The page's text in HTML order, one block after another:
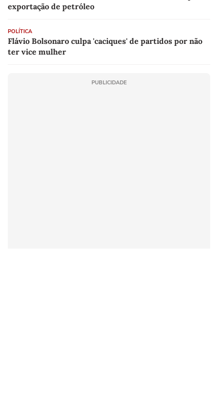
exportação de petróleo
POLÍTICA
Flávio Bolsonaro culpa 'caciques' de partidos por não
ter vice mulher
PUBLICIDADE